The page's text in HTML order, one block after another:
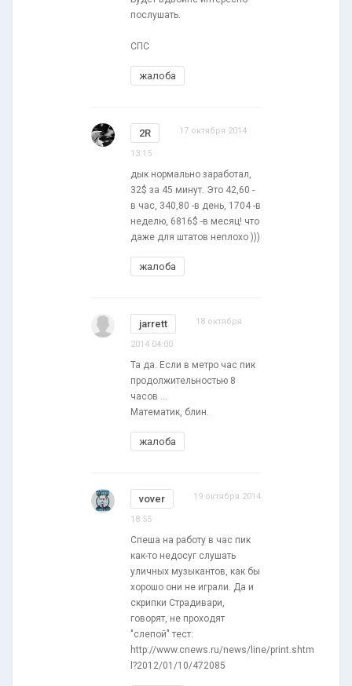
послушать.
СПС
жалоба
2R 17 октября 2014
13:15
дык нормально заработал,
32$ за 45 минут. Это 42,60 -
в час, 340,80 -в день, 1704 -в
неделю, 6816$ -в месяц! что
даже для штатов неплохо )))
жалоба
jarrett 18 октября
2014 04:00
Та да. Если в метро час пик
продолжительностью 8
часов ...
Математик, блин.
жалоба
vover 19 октября 2014
18:55
Спеша на работу в час пик
как-то недосуг слушать
уличных музыкантов, как бы
хорошо они не играли. Да и
скрипки Страдивари,
говорят, не проходят
"слепой" тест:
http://www.cnews.ru/news/line/print.shtm
l?2012/01/10/472085